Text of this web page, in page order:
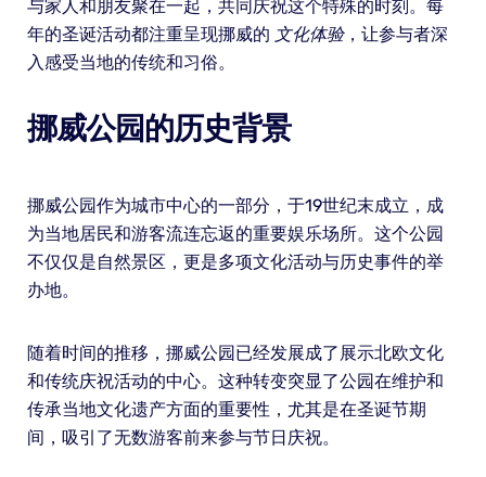
与家人和朋友聚在一起，共同庆祝这个特殊的时刻。每
年的圣诞活动都注重呈现挪威的 文化体验，让参与者深
入感受当地的传统和习俗。
挪威公园的历史背景
挪威公园作为城市中心的一部分，于19世纪末成立，成
为当地居民和游客流连忘返的重要娱乐场所。这个公园
不仅仅是自然景区，更是多项文化活动与历史事件的举
办地。
随着时间的推移，挪威公园已经发展成了展示北欧文化
和传统庆祝活动的中心。这种转变突显了公园在维护和
传承当地文化遗产方面的重要性，尤其是在圣诞节期
间，吸引了无数游客前来参与节日庆祝。